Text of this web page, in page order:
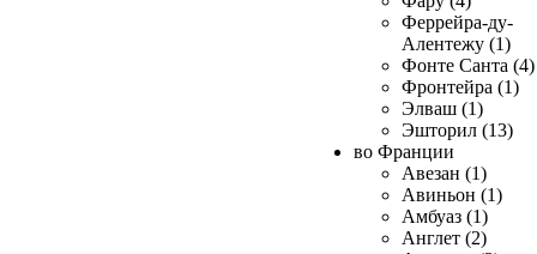
Феррейра-ду-
Алентежу (1)
Фонте Санта (4)
Фронтейра (1)
Элваш (1)
Эшторил (13)
во Франции
Авезан (1)
Авиньон (1)
Амбуаз (1)
Англет (2)